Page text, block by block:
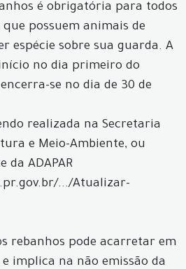
é obrigatória para todos
possuem animais de
espécie sobre sua guarda. A
no dia primeiro do
se no dia de 30 de
realizada na Secretaria
e Meio-Ambiente, ou
ADAPAR
.../Atualizar-
rebanhos pode acarretar em
implica na não emissão da